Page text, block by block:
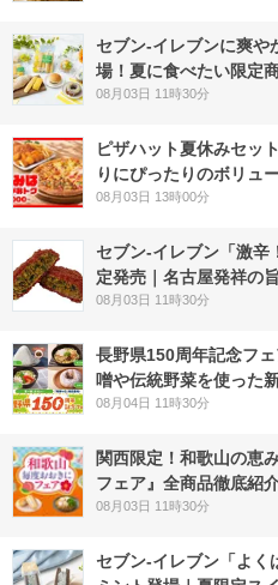
セブン‐イレブンに爽
場！夏に食べたい限定
08月03日 11時30分
ピザハット夏休みセッ
りにぴったりのボリュ
08月03日 13時00分
セブン-イレブン「激辛
定発売｜名古屋発祥の
08月03日 11時30分
長野県150周年記念フ
噌や伝統野菜を使った
08月04日 11時30分
関西限定！和歌山の恵
フェア』全商品徹底紹
08月03日 11時30分
セブン‐イレブン「よく